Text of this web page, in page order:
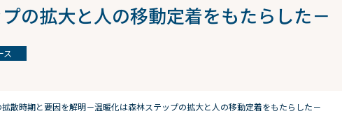
の拡大と人の移動定着をもたらした－
ス
散時期と要因を解明－温暖化は森林ステップの拡大と人の移動定着をもたらした－